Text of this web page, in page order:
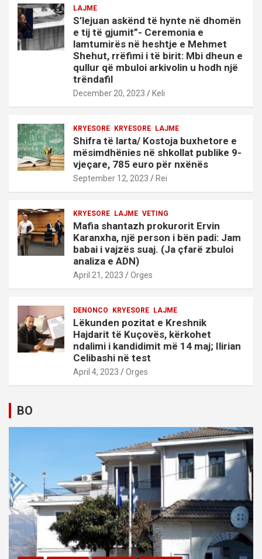
LAJME
S’lejuan askënd të hynte në dhomën
e tij të gjumit”- Ceremonia e
lamtumirës në heshtje e Mehmet
Shehut, rrëfimi i të birit: Mbi dheun e
qullur që mbuloi arkivolin u hodh një
trëndafil
December 20, 2023 Keli
KRYESORE KRYESORE LAJME
Shifra të larta/ Kostoja buxhetore e
mësimdhënies në shkollat publike 9-
vjeçare, 785 euro për nxënës
September 12, 2023 Rei
KRYESORE LAJME VETING
Mafia shantazh prokurorit Ervin
Karanxha, një person i bën padi: Jam
babai i vajzës suaj. (Ja çfarë zbuloi
analiza e ADN)
April 21, 2023 Orges
DENONCO KRYESORE LAJME
Lëkunden pozitat e Kreshnik
Hajdarit të Kuçovës, kërkohet
ndalimi i kandidimit më 14 maj; Ilirian
Celibashi në test
April 4, 2023 Orges
BO